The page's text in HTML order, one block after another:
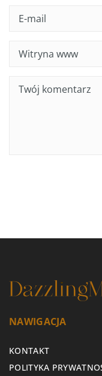
NAWIGACJA
KONTAKT
POLITYKA